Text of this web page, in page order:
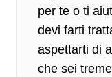
per te o ti
devi farti
aspettarti di
che sei